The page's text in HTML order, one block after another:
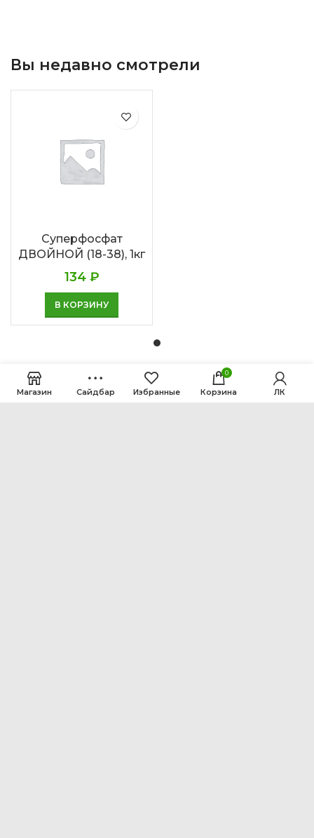
Вы недавно смотрели
Суперфосфат
ДВОЙНОЙ (18-38), 1кг
134 ₽
В КОРЗИНУ
Магазин Сайдбар Избранные
0
Корзина ЛК